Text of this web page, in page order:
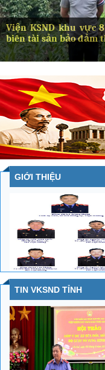
Viện KSND khu vực
biên tài sản bảo đảm
GIỚI THIỆU
TIN VKSND TỈNH